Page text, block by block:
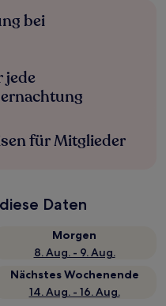
bei
jede
für Mitglieder
Daten
Morgen
8. Aug. - 9. Aug.
Nächstes Wochenende
14. Aug. - 16. Aug.